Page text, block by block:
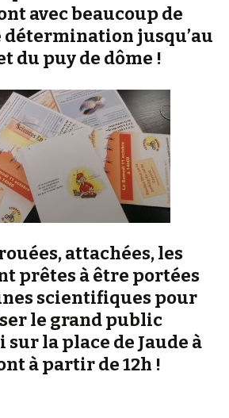
avec beaucoup de
détermination jusqu’au
du puy de dôme !
attachées, les
prêtes à être portées
scientifiques pour
le grand public
sur la place de Jaude à
à partir de 12h !